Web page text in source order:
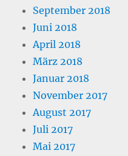
September 2018
Juni 2018
April 2018
März 2018
Januar 2018
November 2017
August 2017
Juli 2017
Mai 2017